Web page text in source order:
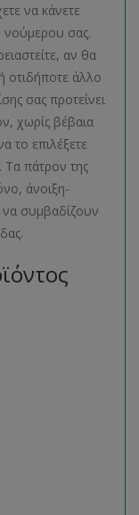
να κάνετε
νούμερου σας.
αν θα
οτιδήποτε άλλο
σας προτείνει
χωρίς βέβαια
το επιλέξετε
πάτρον της
άνοιξη-
να συμβαδίζουν